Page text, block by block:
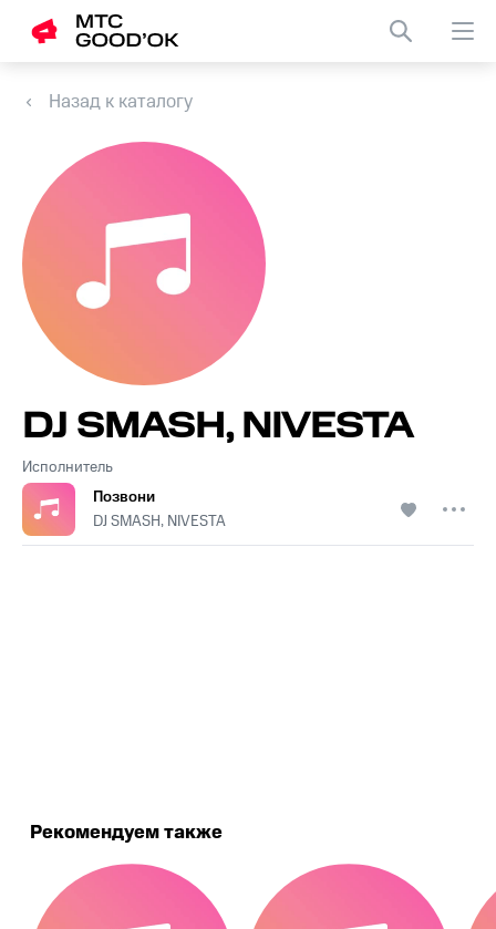
Назад к каталогу
Исполнитель
DJ SMASH, NIVESTA
Позвони
DJ SMASH, NIVESTA
Рекомендуем также